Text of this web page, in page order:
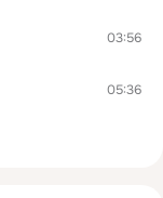
03:56
05:36